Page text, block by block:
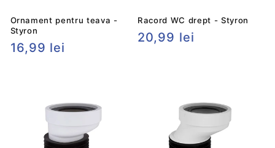
Ornament pentru teava -
Styron
Preț
16,99 lei
Racord WC drept - Styron
Preț
20,99 lei